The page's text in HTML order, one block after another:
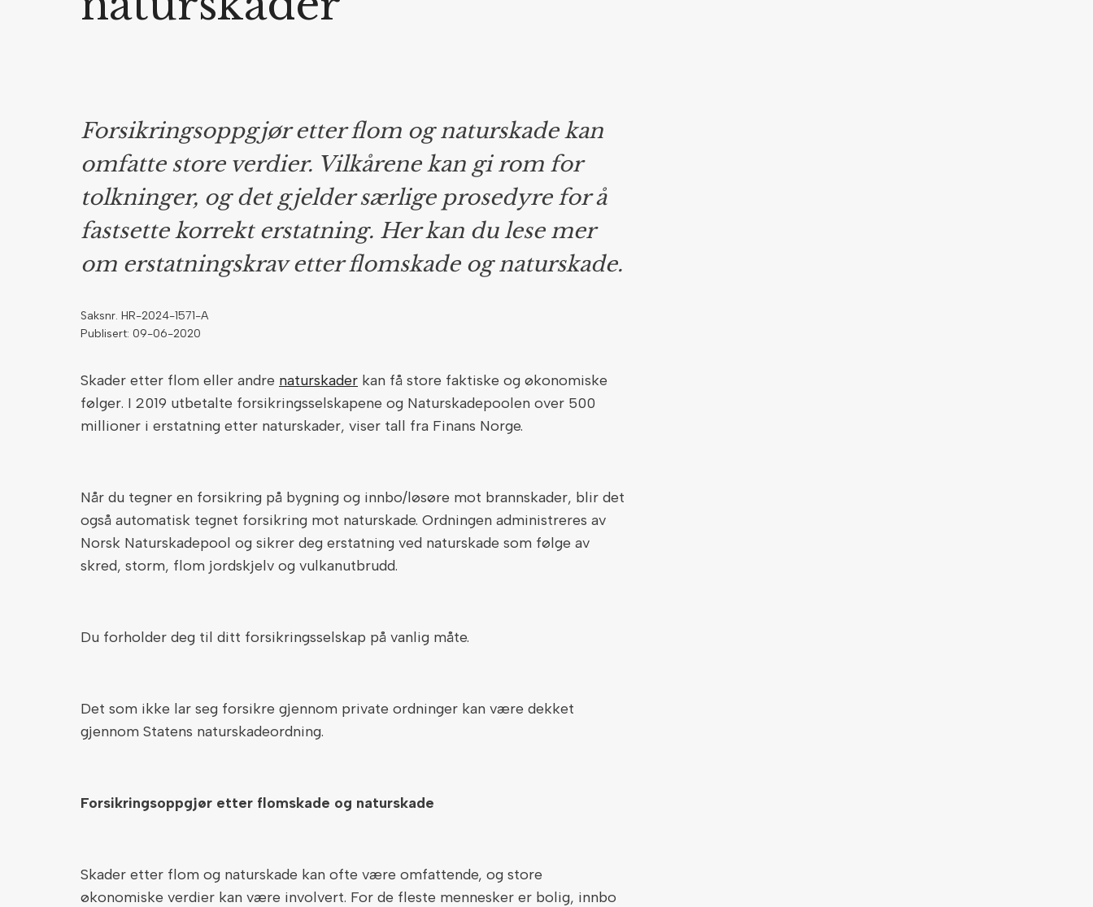
Forsikringsoppgjør etter flom og naturskade kan
omfatte store verdier. Vilkårene kan gi rom for
tolkninger, og det gjelder særlige prosedyre for å
fastsette korrekt erstatning. Her kan du lese mer
om erstatningskrav etter flomskade og naturskade.
Saksnr. HR-2024-1571-A
Publisert: 09-06-2020
Skader etter flom eller andre naturskader kan få store faktiske og økonomiske
følger. I 2019 utbetalte forsikringsselskapene og Naturskadepoolen over 500
millioner i erstatning etter naturskader, viser tall fra Finans Norge.
Når du tegner en forsikring på bygning og innbo/løsøre mot brannskader, blir det
også automatisk tegnet forsikring mot naturskade. Ordningen administreres av
Norsk Naturskadepool og sikrer deg erstatning ved naturskade som følge av
skred, storm, flom jordskjelv og vulkanutbrudd.
Du forholder deg til ditt forsikringsselskap på vanlig måte.
Det som ikke lar seg forsikre gjennom private ordninger kan være dekket
gjennom Statens naturskadeordning.
Forsikringsoppgjør etter flomskade og naturskade
Skader etter flom og naturskade kan ofte være omfattende, og store
økonomiske verdier kan være involvert. For de fleste mennesker er bolig, innbo